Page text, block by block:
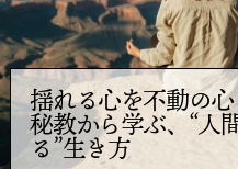
揺れる心を不動の
秘教から学ぶ、“人
る”生き方